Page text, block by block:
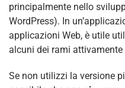
principalmente nello
WordPress). In
applicazioni Web, è utile
alcuni dei rami
Se non utilizzi la versione